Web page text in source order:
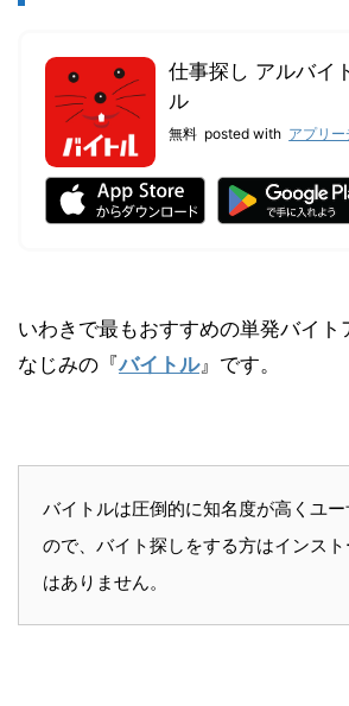
仕事探し アルバイ
ル
無料 posted with アプリー
いわきで最もおすすめの単発バイト
なじみの『バイトル』です。
バイトルは圧倒的に知名度が高くユ
ので、バイト探しをする方はインス
はありません。